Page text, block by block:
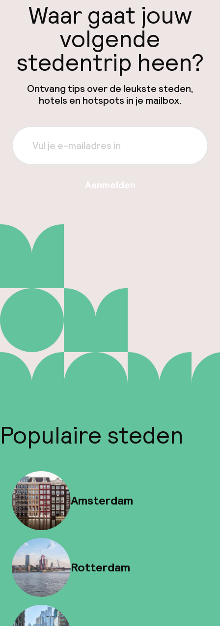
Waar gaat jouw
volgende
stedentrip heen?
Ontvang tips over de leukste steden,
hotels en hotspots in je mailbox.
Aanmelden
Populaire steden
Amsterdam
Rotterdam